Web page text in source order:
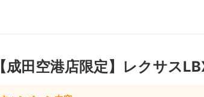
【成田空港店限定】レクサス